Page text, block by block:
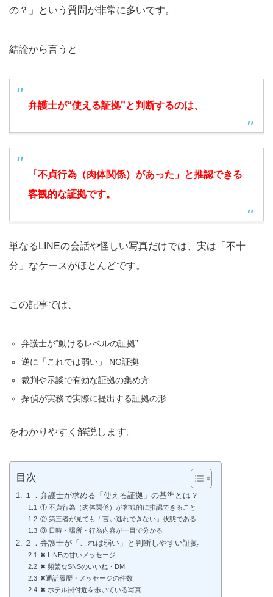
の？」という質問が非常に多いです。
結論から言うと
弁護士が“使える証拠”と判断するのは、
「不貞行為（肉体関係）があった」と推認できる
客観的な証拠です。
単なるLINEの会話や怪しい写真だけでは、実は「不十
分」なケースがほとんどです。
この記事では、
弁護士が“動けるレベルの証拠”
逆に「これでは弱い」 NG証拠
裁判や示談で有効な証拠の集め方
探偵が実務で実際に提出する証拠の形
をわかりやすく解説します。
目次
１．弁護士が求める「使える証拠」の基準とは？
① 不貞行為（肉体関係）が客観的に推認できること
② 第三者が見ても「言い逃れできない」状態である
③ 日時・場所・行為内容が一目で分かる
２．弁護士が「これは弱い」と判断しやすい証拠
✖ LINEの甘いメッセージ
✖ 頻繁なSNSのいいね・DM
✖通話履歴・メッセージの件数
✖ ホテル街付近を歩いている写真